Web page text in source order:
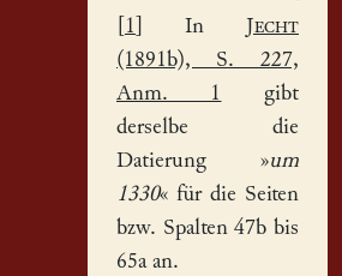
1 ] In Jecht
(1891b), S. 227,
Anm. 1
gibt
derselbe die
Datierung »um
1330« für die Seiten
bzw. Spalten 47b bis
65a an.